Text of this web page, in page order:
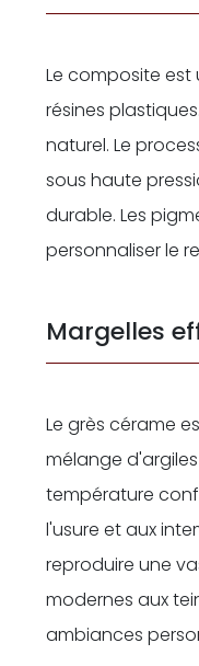
Le composite
résines
naturel. Le
sous haute
durable. Les
personnaliser le
Margelles
Le grès cérame
mélange
température
l'usure et aux
reproduire une
modernes aux
ambiances